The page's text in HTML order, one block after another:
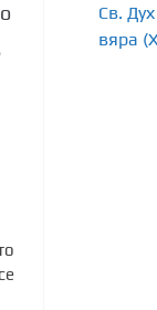
Св.
вяра